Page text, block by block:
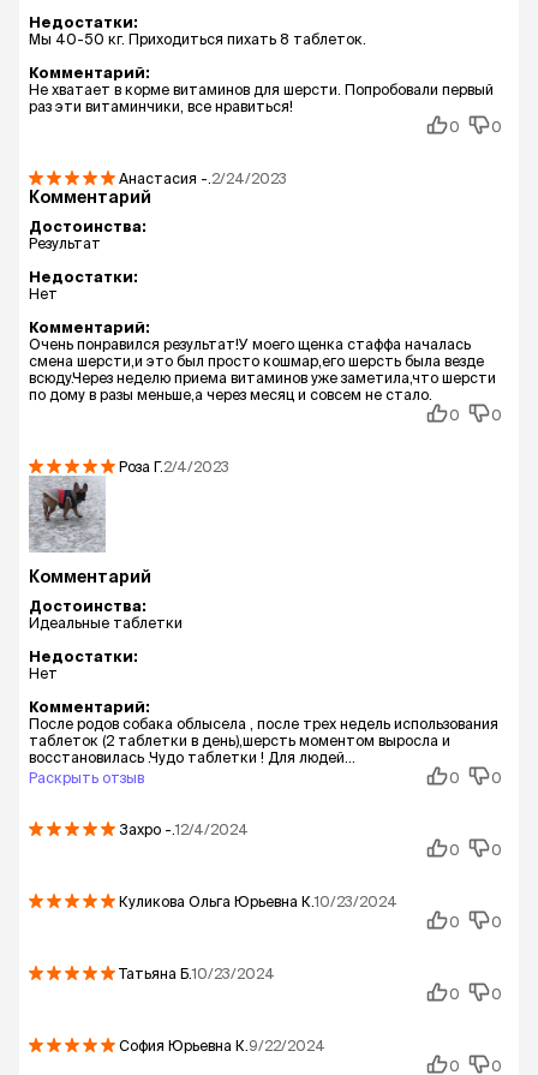
Недостатки:
Мы 40-50 кг. Приходиться пихать 8 таблеток.
Комментарий:
Не хватает в корме витаминов для шерсти. Попробовали первый
раз эти витаминчики, все нравиться!
0
0
Анастасия -. 2/24/2023
Комментарий
Достоинства:
Результат
Недостатки:
Нет
Комментарий:
Очень понравился результат!У моего щенка стаффа началась
смена шерсти,и это был просто кошмар,его шерсть была везде
всюду.Через неделю приема витаминов уже заметила,что шерсти
по дому в разы меньше,а через месяц и совсем не стало.
0
0
Роза Г.2/4/2023
Комментарий
Достоинства:
Идеальные таблетки
Недостатки:
Нет
Комментарий:
После родов собака облысела , после трех недель использования
таблеток (2 таблетки в день),шерсть моментом выросла и
восстановилась .Чудо таблетки ! Для людей...
Раскрыть отзыв
0 0
Захро -.12/4/2024
0
0
Куликова Ольга Юрьевна К.10/23/2024
0
0
Татьяна Б.10/23/2024
0
0
София Юрьевна К. 9/22/2024
0
0